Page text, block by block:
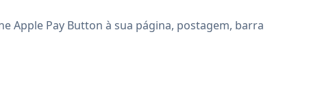
Apple Pay Button à sua página, postagem, barra